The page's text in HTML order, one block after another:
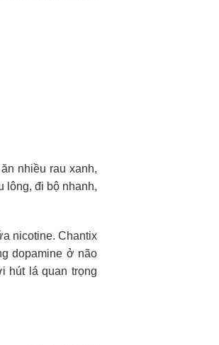
nhiều rau xanh,
lông, đi bộ nhanh,
nicotine. Chantix
dopamine ở não
hút lá quan trọng